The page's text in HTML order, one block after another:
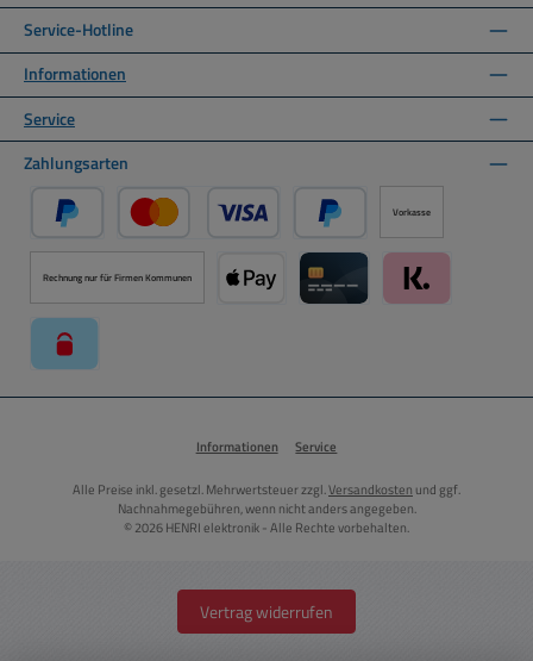
Service-Hotline
Informationen
Service
Zahlungsarten
PayPal Kredit- oder Debitkarte über PayPal
Später Bezahlen über PayPal
Vorkasse
Rechnung nur für Firmen Kommunen
Informationen Service
Alle Preise inkl. gesetzl. Mehrwertsteuer zzgl.Versandkosten und ggf.
Nachnahmegebühren, wenn nicht anders angegeben.
© 2026 HENRI elektronik - Alle Rechte vorbehalten.
Vertrag widerrufen